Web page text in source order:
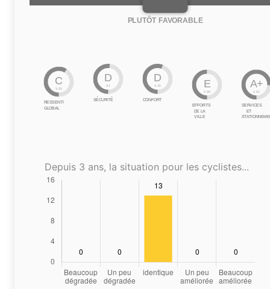
PLUTÔT FAVORABLE
C
3.55
RESSENTI
GLOBAL
D
3.1
SÉCURITÉ
D
3.35
CONFORT
E
2.98
EFFORTS
DE LA
VILLE
A+
4.62
SERVICES
ET
Depuis 3 ans, la situation pour les cyclistes...